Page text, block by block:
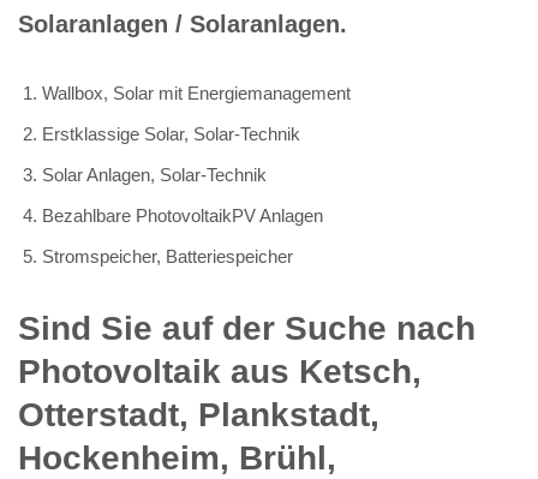
Solaranlagen / Solaranlagen.
Wallbox, Solar mit Energiemanagement
Erstklassige Solar, Solar-Technik
Solar Anlagen, Solar-Technik
Bezahlbare PhotovoltaikPV Anlagen
Stromspeicher, Batteriespeicher
Sind Sie auf der Suche nach
Photovoltaik aus Ketsch,
Otterstadt, Plankstadt,
Hockenheim, Brühl,